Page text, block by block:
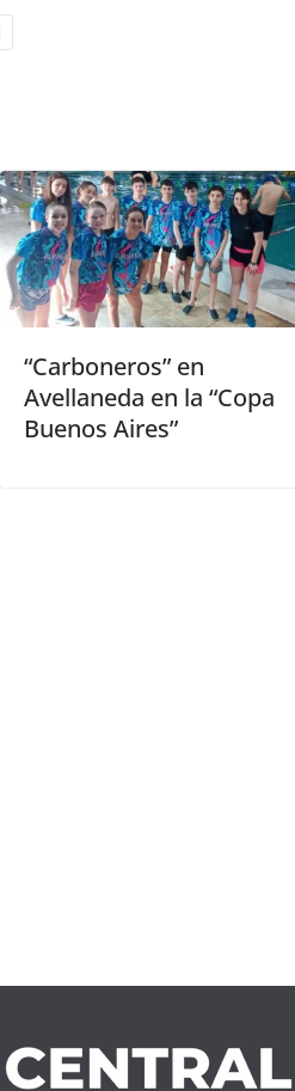
“Carboneros” en
Avellaneda en la “Copa
Buenos Aires”